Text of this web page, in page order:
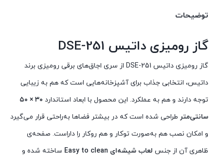
توضیحات
گاز رومیزی داتیس DSE-251
گاز رومیزی داتیس DSE-251 از سری اجاق‌های برقی رومیزی برند
داتیس، انتخابی جذاب برای آشپزخانه‌هایی است که هم به زیبایی
توجه دارند و هم به عملکرد. این محصول با ابعاد استاندارد
۳۰ × ۵۰
سانتی‌متر طراحی شده است که در بیشتر فضاها به‌راحتی قرار می‌گیرد
و امکان نصب هم به‌صورت توکار و هم روکار را داراست. صفحه‌ی
ظاهری آن از جنس لعاب شیشه‌ای Easy to clean
ساخته شده و